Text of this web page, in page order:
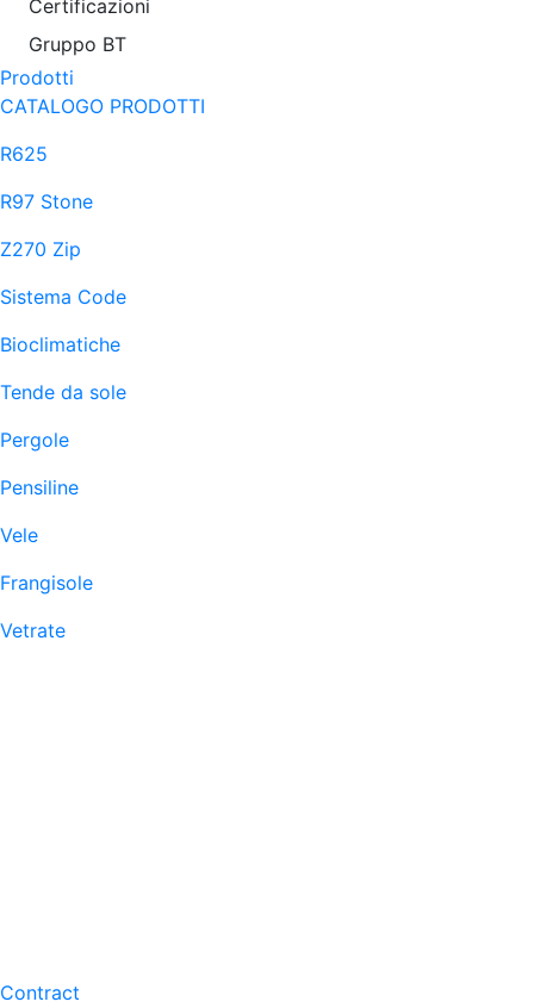
Certificazioni
Gruppo BT
Prodotti
CATALOGO PRODOTTI
R625
R97 Stone
Z270 Zip
Sistema Code
Bioclimatiche
Tende da sole
Pergole
Pensiline
Vele
Frangisole
Vetrate
Contract